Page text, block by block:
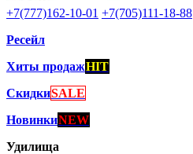
+7(777)162-10-01 +7(705)111-18-88
Ресейл
Хиты продажHIT
СкидкиSALE
НовинкиNEW
Удилища